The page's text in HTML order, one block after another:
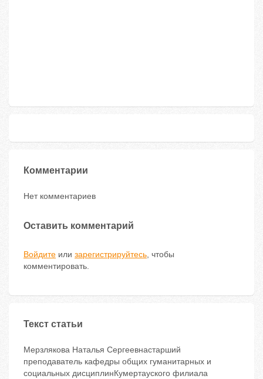
Комментарии
Нет комментариев
Оставить комментарий
Войдите или зарегистрируйтесь, чтобы
комментировать.
Текст статьи
Мерзлякова Наталья Сергеевнастарший
преподаватель кафедры общих гуманитарных и
социальных дисциплинКумертауского филиала